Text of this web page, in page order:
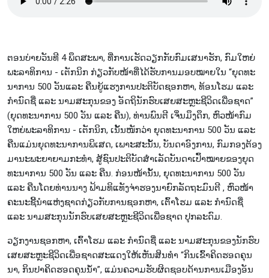
ຕອນ​ບ່າຍ​ວັນ​ທີ 4 ພຶດ​ສະ​ພາ, ທີ່​ການ​ເຮັດ​ວຽກ​ກັບ​ກົມ​ເສ​ນາ​ຮັກ, ກົມ​ໃຫຍ່​
ພະ​ລາ​ທິ​ການ - ເຕັກ​ນິກ ກ່ຽວ​ກັບ​ໜ້າ​ທີ່​ໄດ້​ຮັບ​ການມອບ​ໝາຍ​ໃນ “ຍຸດ​ທະ​
ນາ​ການ 500 ວັນ​ແລະ ຄືນ​ຍູ້​ແຮງ​ການ​ປະ​ຕິ​ບັດ​​ຊອກ​ຫາ, ທ້ອນ​ໂຮມ ແລະ
ກຳ​ນົດ​ຊື່ ແລະ ນາມ​ສະ​ກຸນ​ຂອງ ອັດ​ຖິ​ນັກ​ຮົບ​ເສຍ​ສະຫຼະ​ຊີ​ວິດ​ເພື່ອ​ຊາດ”
(ຍຸດ​ທະ​ນາ​ການ 500 ວັນ ແລະ ຄືນ), ທ່ານ​ພົນ​ຕີ ເຈິ່ນ​ມຶງ​ດຶກ, ຫົວ​ໜ້າ​ກົມ​
ໃຫຍ່​ພະ​ລາ​ທິ​ການ - ເຕັກ​ນິກ, ເນັ້ນ​ໜັກ​ວ່າ ຍຸດ​ທະ​ນາ​ການ 500 ວັນ ແລະ
ຄືນ​ແມ່ນ​​ຍຸດ​ທະ​​ນາ​ການ​ພິ​ເສດ, ເພາະ​ສະ​ນັ້ນ, ບັນ​ດາ​ອົງ​ການ, ກົມ​ກອງ​ຕ້ອງ​
ມາ​ນະ​ພະ​ຍາ​ຍາມ​ກະ​ທຳ, ສູ້​ຊົນ​ປະ​ຕິ​ບັດ​ສຳ​ເລັດ​ບັນ​ດາ​ເປົ້າ​ໝາຍ​ຂອງ​​ຍຸດ​
ທະ​​ນາ​ການ 500 ວັ​ນ ແລະ ຄືນ. ກ່ອນ​ໜ້າ​ນັ້ນ, ຍຸດ​ທະ​ນາ​ການ 500 ວັນ​
ແລະ ຄືນ​ໂດຍ​ທ່ານນາງ​ ຟ້າມ​ທິ​ແທັງ​​ຈ່າ​ຮອງ​ນາ​ຍົກ​ລັດ​ຖະ​ມົນຕີ , ຫົວໜ້າ
ຄະ​ນະ​ຊີ້​ນຳ​ແຫ່ງ​ຊາດ​ກ່ຽວ​ກັບ​ການ​ຊອກ​ຫາ, ເຕົ້າ​ໂຮມ ແລະ ​ກຳ​ນົດ​ຊື່
ແລະ ນາມ​ສະ​ກຸນ​ນັກ​ຮົບ​ເສຍ​ສະຫຼະ​ຊີ​ວິດ​ເພື່ອ​ຊາດ ປຸກ​ລະ​ດົມ.
ວຽກ​ງານ​ຊອກ​ຫາ, ເຕົ້າ​ໂຮມ ແລະ ກຳ​ນົດ​ຊື່ ແລະ ນາມ​ສະ​ກຸນ​ຂອງ​ນັກ​ຮົບ​
ເສຍ​ສະຫຼະ​ຊີ​ວິດ​ເພື່ອ​ຊາດ​ສະ​ແດງ​ໃຫ້​ເຫັນສິນ​ທຳ “ກິນ​ເຂົ້າ​ຄິດ​ຮອດ​ຄຸນ​
ນາ, ກິນ​ປາ​ຄິດ​ຮອດ​ຄຸນ​ນ້ຳ”, ແມ່ນ​ຄວາມ​ຮັບ​ຜິດ​ຊອບ​ດ້ານ​ການ​ເມືອງ​ອັນ​